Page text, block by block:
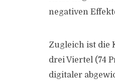
negativen
Zugleich ist die
drei Viertel (74
digitaler